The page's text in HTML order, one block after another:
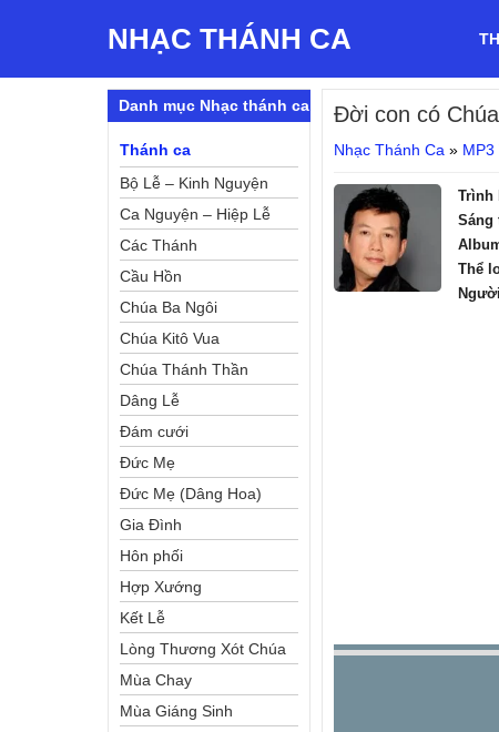
NHẠC THÁNH CA
Đời con có Chúa
Nhạc Thánh Ca » MP3
Trình
Sáng
Thể
Danh mục Nhạc thánh ca
Thánh ca
Bộ Lễ – Kinh Nguyện
Ca Nguyện – Hiệp Lễ
Các Thánh
Cầu Hồn
Chúa Ba Ngôi
Chúa Kitô Vua
Chúa Thánh Thần
Dâng Lễ
Đám cưới
Đức Mẹ
Đức Mẹ (Dâng Hoa)
Gia Đình
Hôn phối
Hợp Xướng
Kết Lễ
Lòng Thương Xót Chúa
Mùa Chay
Mùa Giáng Sinh